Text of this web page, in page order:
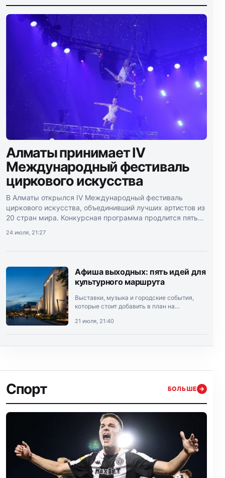
Алматы принимает IV
Международный фестиваль
циркового искусства
В Алматы открылся IV Международный фестиваль
циркового искусства, объединивший лучших артистов из
20 стран мира. Конкурсная программа продлится пять
24 июля, 21:27
Афиша выходных: пять идей для
культурного маршрута
Выставки, музыка и городские события,
которые стоит добавить в план на
21 июля, 21:40
Спорт БОЛЬШЕ →